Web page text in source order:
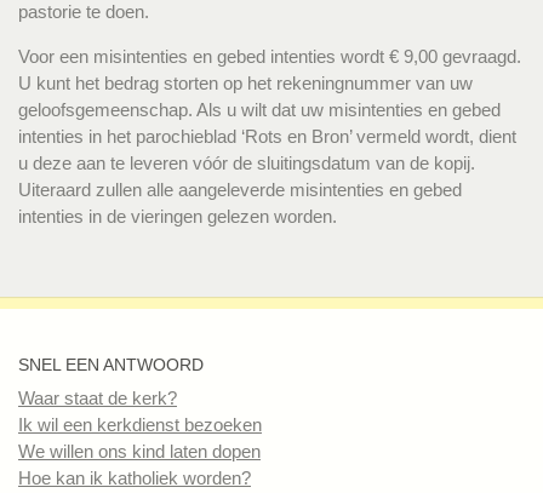
pastorie te doen.
Voor een misintenties en gebed intenties wordt € 9,00 gevraagd.
U kunt het bedrag storten op het rekeningnummer van uw
geloofsgemeenschap. Als u wilt dat uw misintenties en gebed
intenties in het parochieblad ‘Rots en Bron’ vermeld wordt, dient
u deze aan te leveren vóór de sluitingsdatum van de kopij.
Uiteraard zullen alle aangeleverde misintenties en gebed
intenties in de vieringen gelezen worden.
SNEL EEN ANTWOORD
Waar staat de kerk?
Ik wil een kerkdienst bezoeken
We willen ons kind laten dopen
Hoe kan ik katholiek worden?